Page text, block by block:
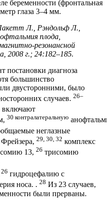
беременности (фронтальная
глаза 3–4 мм.
Л., Рэндольф Л.,
плода,
резонансной
2008 г.; 24:182–185.
постановки диагноза
большинство
двусторонними, было
случаев. 26–
включают
30 контралатеральную
неглазные
29, 30, 32 комплекс
13, 26 трисомию
26 гидроцефалию с
носа. . 28 Из 23 случаев,
были прерваны.